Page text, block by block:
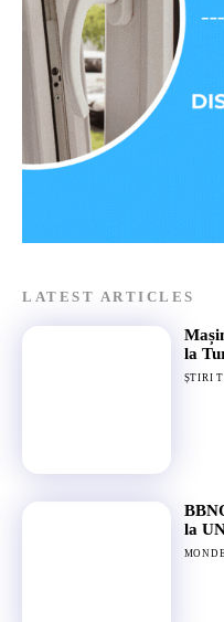
LATEST ARTICLES
la
ȘTIRI
la